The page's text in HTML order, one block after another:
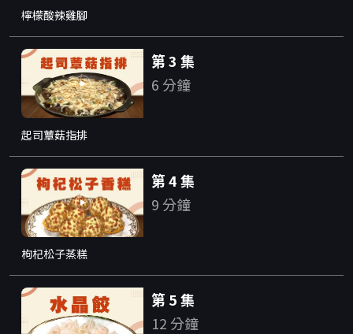
檸檬酸辣雞腳
第 3 集
6 分鐘
起司蕈菇指排
第 4 集
9 分鐘
枸杞松子蒸糕
第 5 集
12 分鐘